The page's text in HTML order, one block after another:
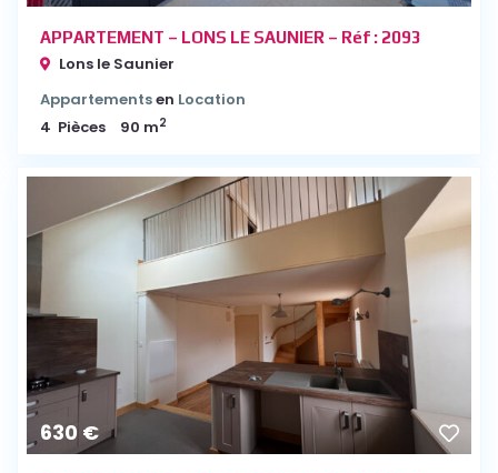
APPARTEMENT – LONS LE SAUNIER – Réf : 2093
Lons le Saunier
Appartementsen Location
4 Pièces 90 m2
630 €